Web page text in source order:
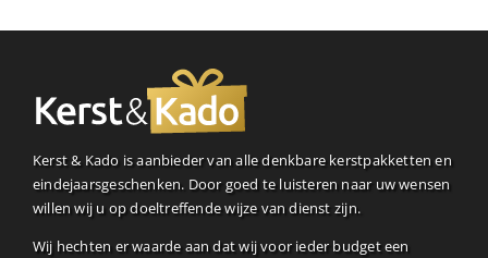
Kerst & Kado is aanbieder van alle denkbare kerstpakketten en
eindejaarsgeschenken. Door goed te luisteren naar uw wensen
willen wij u op doeltreffende wijze van dienst zijn.
Wij hechten er waarde aan dat wij voor ieder budget een